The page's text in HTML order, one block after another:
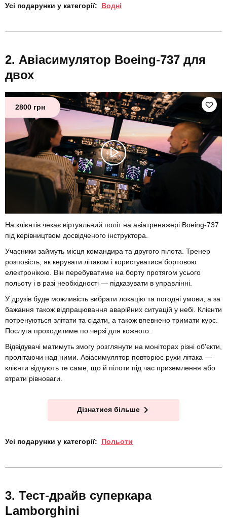
Усі подарунки у категорії: Водні
Авіасимулятор Boeing-737 для
двох
2800 грн
На клієнтів чекає віртуальний політ на авіатренажері Boeing-737
під керівництвом досвідченого інструктора.
Учасники займуть місця командира та другого пілота. Тренер
розповість, як керувати літаком і користуватися бортовою
електронікою. Він перебуватиме на борту протягом усього
польоту і в разі необхідності — підказувати в управлінні.
У друзів буде можливість вибрати локацію та погодні умови, а за
бажання також відпрацювання аварійних ситуацій у небі. Клієнти
потренуються злітати та сідати, а також впевнено тримати курс.
Послуга проходитиме по черзі для кожного.
Відвідувачі матимуть змогу розглянути на моніторах різні об'єкти,
пролітаючи над ними. Авіасимулятор повторює рухи літака —
клієнти відчують те саме, що й пілоти під час приземлення або
втрати рівноваги.
Дізнатися більше
Усі подарунки у категорії: Польоти
Тест-драйв суперкара
Lamborghini